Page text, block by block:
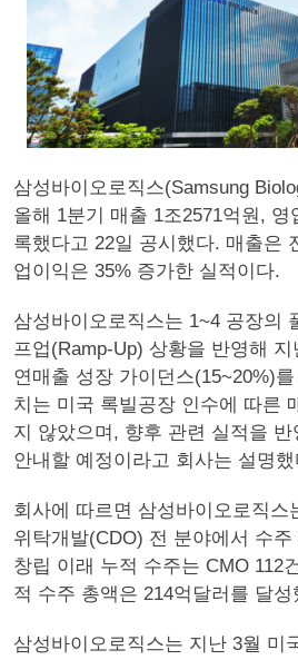
삼성바이오로직스(Samsung
올해 1분기 매출 1조2571억원, 영
록했다고 22일 공시했다. 매출은
업이익은 35% 증가한 실적이다.
삼성바이오로직스는 1~4 공장의
프업(Ramp-Up) 상황을 반영해
연매출 성장 가이던스(15~20%)
치는 미국 록빌공장 인수에 따른
지 않았으며, 향후 관련 실적을
안내할 예정이라고 회사는 설명했
회사에 따르면 삼성바이오로직스
위탁개발(CDO) 전 분야에서 수
창립 이래 누적 수주는 CMO 112
적 수주 총액은 214억달러를 달성
삼성바이오로직스는 지난 3월 미